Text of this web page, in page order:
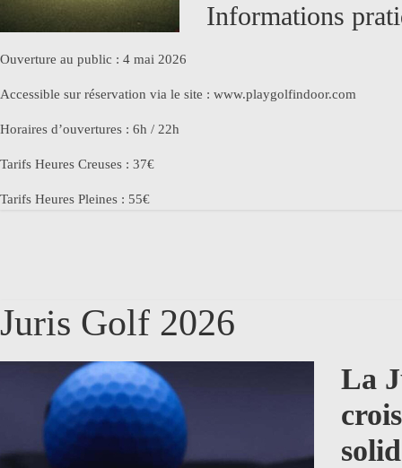
Informations
Ouverture au public : 4 mai 2026
Accessible sur réservation via le site : www.playgolfindoor.com
Horaires d’ouvertures : 6h / 22h
Tarifs Heures Creuses : 37€
Tarifs Heures Pleines : 55€
Juris Golf 2026
La